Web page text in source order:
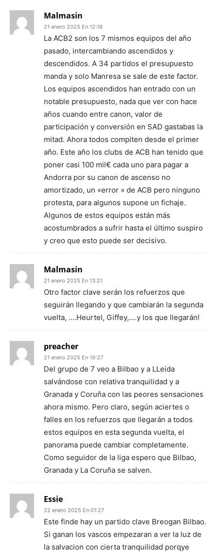
Malmasin
21 enero 2025 En 12:16
La ACB2 son los 7 mismos equipos del año
pasado, intercambiando ascendidos y
descendidos. A 34 partidos el presupuesto
manda y solo Manresa se sale de este factor.
Los equipos ascendidos han entrado con un
notable presupuesto, nada que ver con hace
años cuando entre canon, valor de
participación y conversión en SAD gastabas la
mitad. Ahora todos compiten desde el primer
año. Este año los clubs de ACB han tenido que
poner casi 100 mil€ cada uno para pagar a
Andorra por su canon de ascenso no
amortizado, un «error » de ACB pero ninguno
protesta, para algunos supone un fichaje.
Algunos de estos equipos están más
acostumbrados a sufrir hasta el último suspiro
y creo que esto puede ser decisivo.
Malmasin
21 enero 2025 En 13:21
Otro factor clave serán los refuerzos que
seguirán llegando y que cambiarán la segunda
vuelta, ….Heurtel, Giffey,….y los que llegarán!
preacher
21 enero 2025 En 19:27
Del grupo de 7 veo a Bilbao y a LLeida
salvándose con relativa tranquilidad y a
Granada y Coruña con las peores sensaciones
ahora mismo. Pero claro, según aciertes o
falles en los refuerzos que llegarán a todos
estos equipos en esta segunda vuelta, el
panorama puede cambiar completamente.
Como seguidor de la liga espero que Bilbao,
Granada y La Coruña se salven.
Essie
22 enero 2025 En 01:27
Este finde hay un partido clave Breogan Bilbao.
Si ganan los vascos empezaran a ver la luz de
la salvacion con cierta tranquilidad porqye